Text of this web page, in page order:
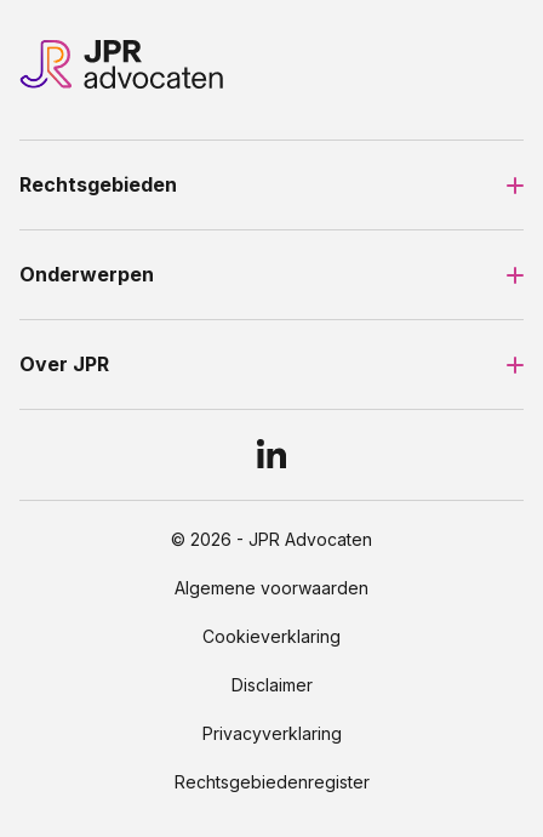
Rechtsgebieden
Onderwerpen
Over JPR
© 2026 - JPR Advocaten
Algemene voorwaarden
Cookieverklaring
Disclaimer
Privacyverklaring
Rechtsgebiedenregister